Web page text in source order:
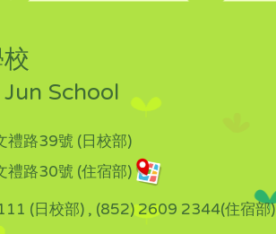
School
禮路39號 (日校部)
禮路30號 (住宿部)
(日校部) , (852) 2609 2344(住宿部)